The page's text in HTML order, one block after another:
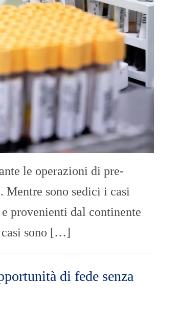
le operazioni di pre-
Mentre sono sedici i casi
provenienti dal continente
casi sono […]
di fede senza